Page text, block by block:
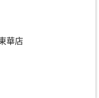
華店